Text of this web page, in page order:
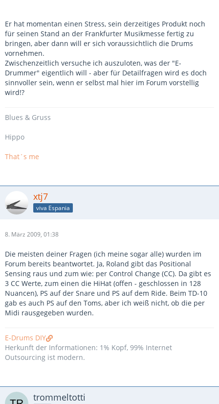
Er hat momentan einen Stress, sein derzeitiges Produkt noch
für seinen Stand an der Frankfurter Musikmesse fertig zu
bringen, aber dann will er sich voraussichtlich die Drums
vornehmen.
Zwischenzeitlich versuche ich auszuloten, was der "E-
Drummer" eigentlich will - aber für Detailfragen wird es doch
sinnvoller sein, wenn er selbst mal hier im Forum vorstellig
wird!?
Blues & Gruss
Hippo
That´s me
xtj7
viva Espania
8. März 2009, 01:38
Die meisten deiner Fragen (ich meine sogar alle) wurden im
Forum bereits beantwortet. Ja, Roland gibt das Positional
Sensing raus und zum wie: per Control Change (CC). Da gibt es
3 CC Werte, zum einen die HiHat (offen - geschlossen in 128
Nuancen), PS auf der Snare und PS auf dem Ride. Beim TD-10
gab es auch PS auf den Toms, aber ich weiß nicht, ob die per
Midi rausgegeben wurden.
E-Drums DIY
Herkunft der Informationen: 1% Kopf, 99% Internet
Outsourcing ist modern.
trommeltotti